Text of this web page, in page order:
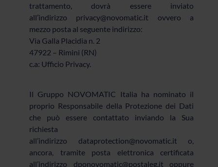
trattamento, dovrà essere inviato
all’indirizzo privacy@novomatic.it ovvero a
mezzo posta al seguente indirizzo:
Via Galla Placidia n. 2
47922 – Rimini (RN)
c.a: Ufficio Privacy.
Il Gruppo NOVOMATIC Italia ha nominato il
proprio Responsabile della Protezione dei Dati
che può essere contattato inviando la Sua
richiesta
all’indirizzo dataprotection@novomatic.it o,
ancora, tramite posta elettronica certificata
all’indirizzo dponovomatic@postaleg.it oppure